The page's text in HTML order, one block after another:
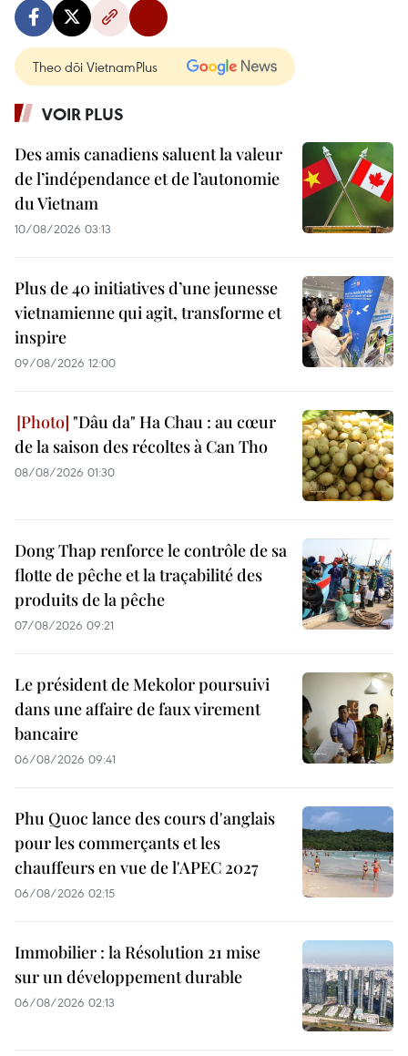
Theo dõi VietnamPlus
VOIR PLUS
Des amis canadiens saluent la valeur
de l’indépendance et de l’autonomie
du Vietnam
10/08/2026 03:13
Plus de 40 initiatives d’une jeunesse
vietnamienne qui agit, transforme et
inspire
09/08/2026 12:00
"Dâu da" Ha Chau : au cœur
de la saison des récoltes à Can Tho
08/08/2026 01:30
Dong Thap renforce le contrôle de sa
flotte de pêche et la traçabilité des
produits de la pêche
07/08/2026 09:21
Le président de Mekolor poursuivi
dans une affaire de faux virement
bancaire
06/08/2026 09:41
Phu Quoc lance des cours d'anglais
pour les commerçants et les
chauffeurs en vue de l'APEC 2027
06/08/2026 02:15
Immobilier : la Résolution 21 mise
sur un développement durable
06/08/2026 02:13